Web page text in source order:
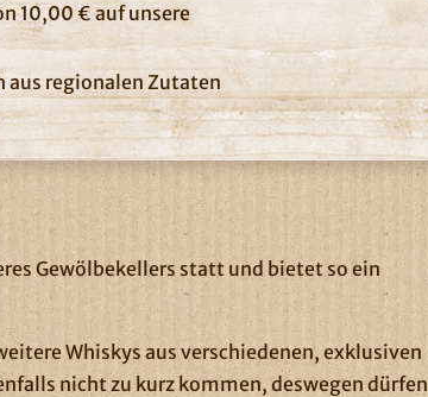
10,00 € auf unsere
aus regionalen Zutaten
Gewölbekellers statt und bietet so ein
Whiskys aus verschiedenen, exklusiven
nicht zu kurz kommen, deswegen dürfen